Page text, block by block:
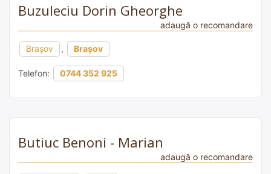
Buzuleciu Dorin Gheorghe
adaugă o recomandare
Brașov , Brașov
Telefon: 0744 352 925
Butiuc Benoni - Marian
adaugă o recomandare